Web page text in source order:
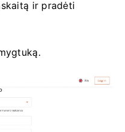
ir pradėti